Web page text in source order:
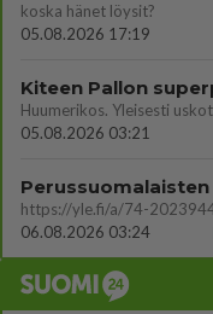
koska hänet löysit?
05.08.2026 17:19
05.08.2026 03:21
06.08.2026 03:24